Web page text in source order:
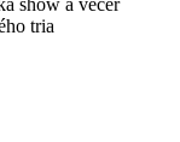
show a večer
tria